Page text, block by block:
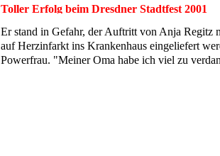
Toller Erfolg beim Dresdner Stadtfest 2001
Er stand in Gefahr, der Auftritt von Anja Regitz
auf Herzinfarkt ins Krankenhaus eingeliefert
Powerfrau. "Meiner Oma habe ich viel zu